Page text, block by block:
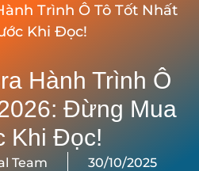
Trình Ô Tô Tốt Nhất
Khi Đọc!
Hành Trình Ô
Đừng Mua
Khi Đọc!
Team 30/10/2025